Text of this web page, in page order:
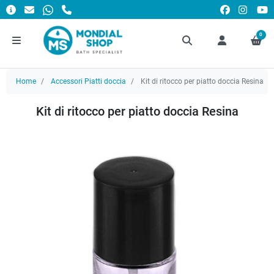
0
Home Accessori Piatti doccia Kit di ritocco per piatto doccia Resina
Kit di ritocco per piatto doccia Resina